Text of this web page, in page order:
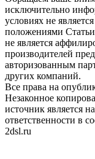
исключительно
условиях не
положениями
не является
производителей
авторизованным
других компаний.
Все права на
Незаконное
источник является
ответственности в
2dsl.ru